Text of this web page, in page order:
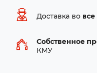
Доставка во
Собственное
КМУ